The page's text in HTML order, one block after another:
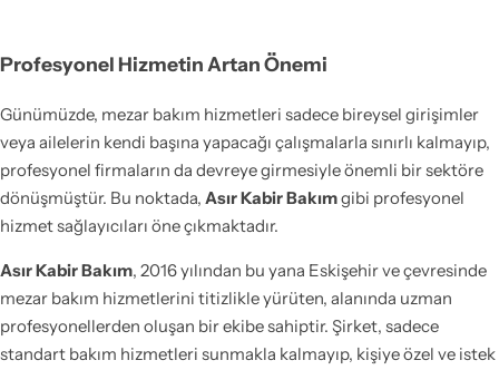
Profesyonel Hizmetin Artan Önemi
Günümüzde, mezar bakım hizmetleri sadece bireysel girişimler
veya ailelerin kendi başına yapacağı çalışmalarla sınırlı kalmayıp,
profesyonel firmaların da devreye girmesiyle önemli bir sektöre
dönüşmüştür. Bu noktada, Asır Kabir Bakımgibi profesyonel
hizmet sağlayıcıları öne çıkmaktadır.
Asır Kabir Bakım, 2016 yılından bu yana Eskişehir ve çevresinde
mezar bakım hizmetlerini titizlikle yürüten, alanında uzman
profesyonellerden oluşan bir ekibe sahiptir. Şirket, sadece
standart bakım hizmetleri sunmakla kalmayıp, kişiye özel ve istek